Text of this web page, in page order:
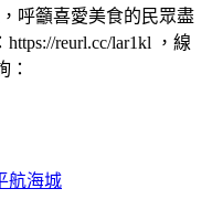
呼籲喜愛美食的民眾盡
reurl.cc/lar1kl ，線
：
航海城